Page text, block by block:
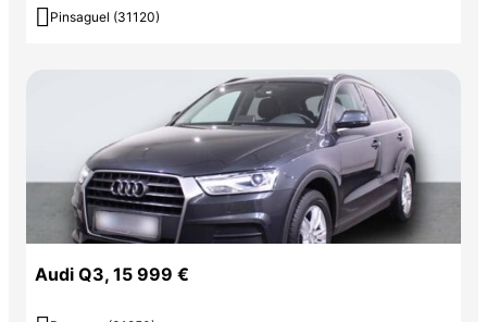
 Pinsaguel (31120)
Audi Q3, 15 999 €